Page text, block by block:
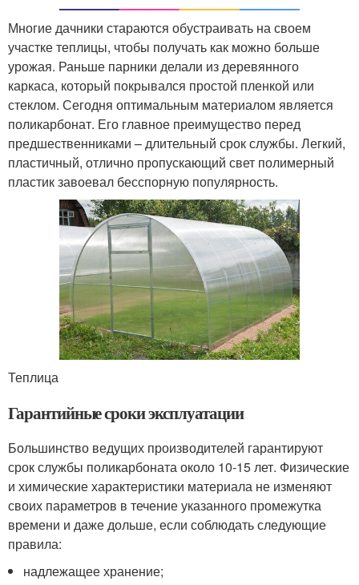
Многие дачники стараются обустраивать на своем
участке теплицы, чтобы получать как можно больше
урожая. Раньше парники делали из деревянного
каркаса, который покрывался простой пленкой или
стеклом. Сегодня оптимальным материалом является
поликарбонат. Его главное преимущество перед
предшественниками – длительный срок службы. Легкий,
пластичный, отлично пропускающий свет полимерный
пластик завоевал бесспорную популярность.
Теплица
Гарантийные сроки эксплуатации
Большинство ведущих производителей гарантируют
срок службы поликарбоната около 10-15 лет. Физические
и химические характеристики материала не изменяют
своих параметров в течение указанного промежутка
времени и даже дольше, если соблюдать следующие
правила:
надлежащее хранение;